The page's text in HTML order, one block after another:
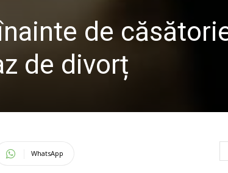
de
de divorț
WhatsApp